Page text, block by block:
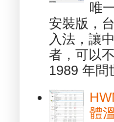
唯
安裝版，
入法，讓
者，可以
1989 年問
體